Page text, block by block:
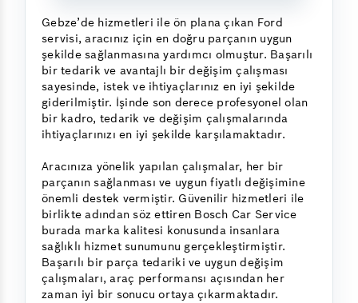
Gebze’de hizmetleri ile ön plana çıkan Ford
servisi, aracınız için en doğru parçanın uygun
şekilde sağlanmasına yardımcı olmuştur. Başarılı
bir tedarik ve avantajlı bir değişim çalışması
sayesinde, istek ve ihtiyaçlarınız en iyi şekilde
giderilmiştir. İşinde son derece profesyonel olan
bir kadro, tedarik ve değişim çalışmalarında
ihtiyaçlarınızı en iyi şekilde karşılamaktadır.
Aracınıza yönelik yapılan çalışmalar, her bir
parçanın sağlanması ve uygun fiyatlı değişimine
önemli destek vermiştir. Güvenilir hizmetleri ile
birlikte adından söz ettiren Bosch Car Service
burada marka kalitesi konusunda insanlara
sağlıklı hizmet sunumunu gerçekleştirmiştir.
Başarılı bir parça tedariki ve uygun değişim
çalışmaları, araç performansı açısından her
zaman iyi bir sonucu ortaya çıkarmaktadır.